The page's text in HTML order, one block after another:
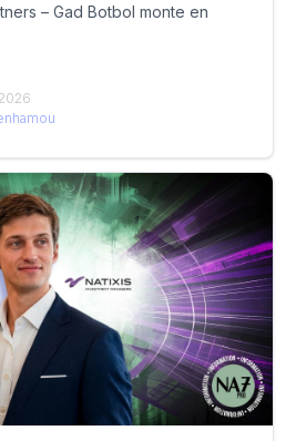
– Gad Botbol monte en